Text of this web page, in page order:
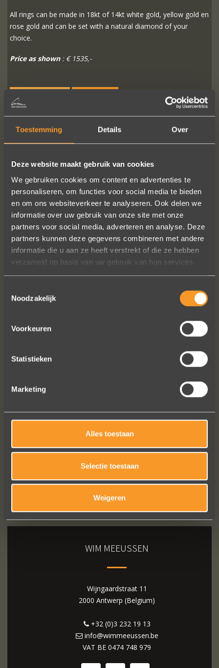
Toestemming Details Over
Deze website maakt gebruik van cookies
We gebruiken cookies om content en advertenties te
personaliseren, om functies voor social media te bieden
en om ons websiteverkeer te analyseren. Ook delen we
informatie over uw gebruik van onze site met onze
partners voor social media, adverteren en analyse. Deze
partners kunnen deze gegevens combineren met andere
informatie die u aan ze heeft verstrekt of die ze hebben
verzameld op basis van uw gebruik van hun services.
Noodzakelijk
Voorkeuren
Statistieken
Marketing
Alles toestaan
Selectie toestaan
Weigeren
All rings can be made in 18kt of 14kt white gold, yellow gold en
rose gold and can be set with a natural diamond of your
choice.
Price as shown: € 1535,-
READ MORE
Wat een vakmanschap! De sierraden
zijn gewoon prachtig en subtiel
We bestelden online, maar er wordt
WIM MEEUSSEN
Wijngaardstraat 11
2000 Antwerp (Belgium)
+32 (0)3 232 19 13
info@wimmeeussen.be
VAT BE 0474 748 979